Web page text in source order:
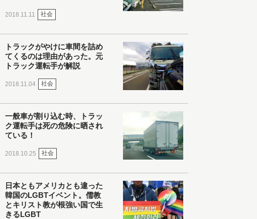
2018.11.11 社会
トラックがやけに車間を詰め
てくるのは理由があった。元
トラック運転手が解説
2018.11.04 社会
一般車が割り込む時、トラッ
ク運転手は死の危険に晒され
ている！
2018.10.25 社会
日本ともアメリカとも違った
韓国のLGBTイベント。儒教
とキリスト教が根強い国で生
きるLGBT